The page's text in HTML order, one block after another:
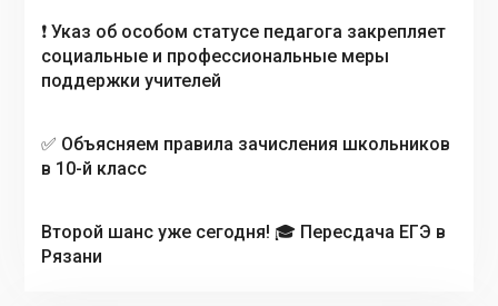
❗️ Указ об особом статусе педагога закрепляет
социальные и профессиональные меры
поддержки учителей
✅ Объясняем правила зачисления школьников
в 10-й класс
Второй шанс уже сегодня! 🎓 Пересдача ЕГЭ в
Рязани